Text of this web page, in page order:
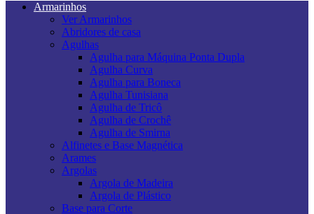
Armarinhos
Ver Armarinhos
Abridores de casa
Agulhas
Agulha para Máquina Ponta Dupla
Agulha Curva
Agulha para Boneca
Agulha Tunisiana
Agulha de Tricô
Agulha de Crochê
Agulha de Smirna
Alfinetes e Base Magnética
Arames
Argolas
Argola de Madeira
Argola de Plástico
Base para Corte